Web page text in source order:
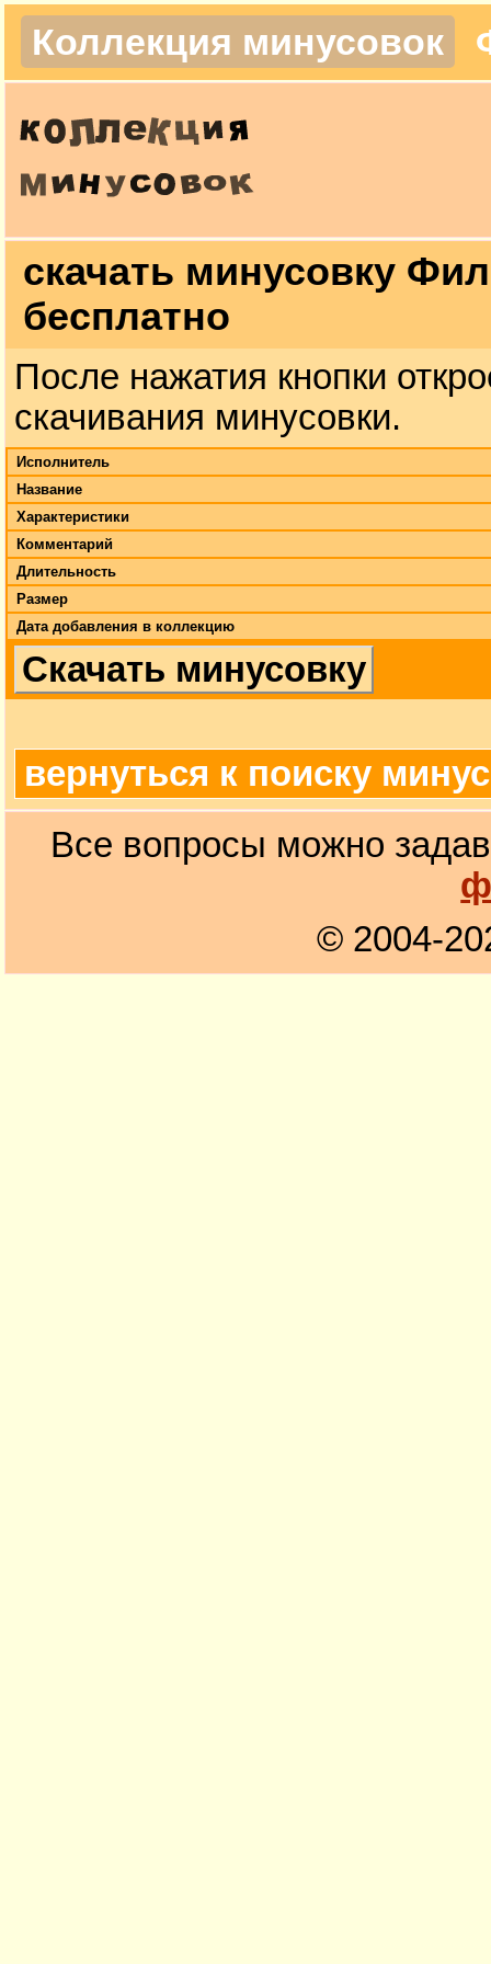
Коллекция минусовок
скачать минусовку
бесплатно
После нажатия кнопки
скачивания минусовки.
Исполнитель
Название
Характеристики
Комментарий
Длительность
Размер
Дата добавления в коллекцию
Скачать минусовку
вернуться к поиску
Все вопросы можно
© 2004-